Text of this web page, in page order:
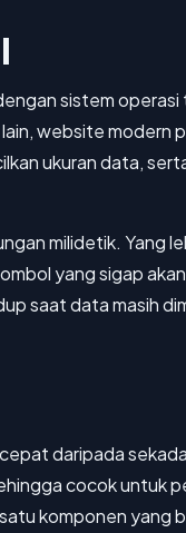
sistem
website modern
ukuran data,
milidetik. Yang
yang sigap
saat data masih
daripada
cocok untuk
komponen yang